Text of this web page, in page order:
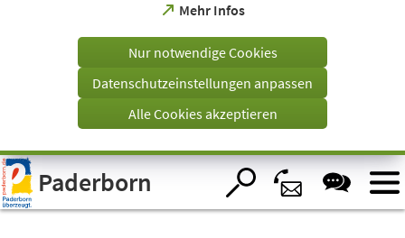
Visuelle
Assistenzsoftware
öffnen.
Mehr Infos
(Öffnet
einem
Tab)
Nur notwendige Cookies
Datenschutzeinstellungen anpassen
Alle Cookies akzeptieren
Paderborn